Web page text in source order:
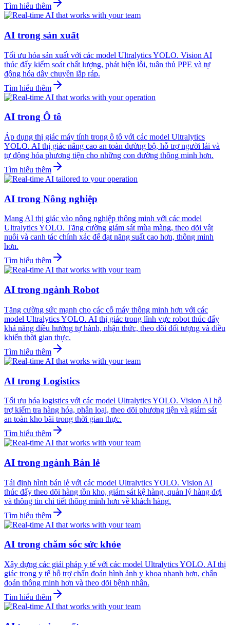
Tìm hiểu thêm
AI trong sản xuất
Tối ưu hóa sản xuất với các model Ultralytics YOLO. Vision AI
thúc đẩy kiểm soát chất lượng, phát hiện lỗi, tuân thủ PPE và tự
động hóa dây chuyền lắp ráp.
Tìm hiểu thêm
AI trong Ô tô
Áp dụng thị giác máy tính trong ô tô với các model Ultralytics
YOLO. AI thị giác nâng cao an toàn đường bộ, hỗ trợ người lái và
tự động hóa phương tiện cho những con đường thông minh hơn.
Tìm hiểu thêm
AI trong Nông nghiệp
Mang AI thị giác vào nông nghiệp thông minh với các model
Ultralytics YOLO. Tăng cường giám sát mùa màng, theo dõi vật
nuôi và canh tác chính xác để đạt năng suất cao hơn, thông minh
hơn.
Tìm hiểu thêm
AI trong ngành Robot
Tăng cường sức mạnh cho các cỗ máy thông minh hơn với các
model Ultralytics YOLO. AI thị giác trong lĩnh vực robot thúc đẩy
khả năng điều hướng tự hành, nhận thức, theo dõi đối tượng và điều
khiển thời gian thực.
Tìm hiểu thêm
AI trong Logistics
Tối ưu hóa logistics với các model Ultralytics YOLO. Vision AI hỗ
trợ kiểm tra hàng hóa, phân loại, theo dõi phương tiện và giám sát
an toàn kho bãi trong thời gian thực.
Tìm hiểu thêm
AI trong ngành Bán lẻ
Tái định hình bán lẻ với các model Ultralytics YOLO. Vision AI
thúc đẩy theo dõi hàng tồn kho, giám sát kệ hàng, quản lý hàng đợi
và thông tin chi tiết thông minh hơn về khách hàng.
Tìm hiểu thêm
AI trong chăm sóc sức khỏe
Xây dựng các giải pháp y tế với các model Ultralytics YOLO. AI thị
giác trong y tế hỗ trợ chẩn đoán hình ảnh y khoa nhanh hơn, chẩn
đoán thông minh hơn và theo dõi bệnh nhân.
Tìm hiểu thêm